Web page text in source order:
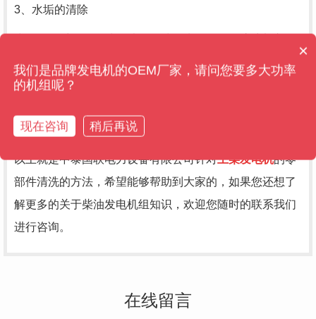
3、水垢的清除
冷却液中，柴油发电机组中发动机工作一定时间后，再更
换冷却液。常用清除水垢的化学溶液有：苛性钠溶液或盐
合用于清除铝合金零件上的水垢。
以上就是中泰国联电力设备有限公司针对上柴发电机的零
部件清洗的方法，希望能够帮助到大家的，如果您还想了
解更多的关于柴油发电机组知识，欢迎您随时的联系我们
进行咨询。
在线留言
售后维保管多久？
×
我们是品牌发电机的OEM厂家，请问您要多大功率
的机组呢？
现在咨询 稍后再说